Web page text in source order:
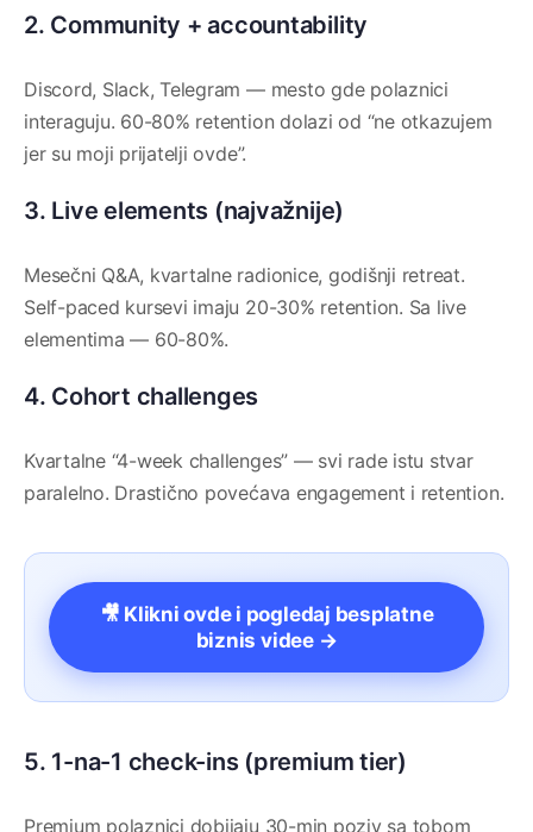
2. Community + accountability
Discord, Slack, Telegram — mesto gde polaznici
interaguju. 60-80% retention dolazi od “ne otkazujem
jer su moji prijatelji ovde”.
3. Live elements (najvažnije)
Mesečni Q&A, kvartalne radionice, godišnji retreat.
Self-paced kursevi imaju 20-30% retention. Sa live
elementima — 60-80%.
4. Cohort challenges
Kvartalne “4-week challenges” — svi rade istu stvar
paralelno. Drastično povećava engagement i retention.
🎥 Klikni ovde i pogledaj besplatne
biznis videe →
5. 1-na-1 check-ins (premium tier)
Premium polaznici dobijaju 30-min poziv sa tobom